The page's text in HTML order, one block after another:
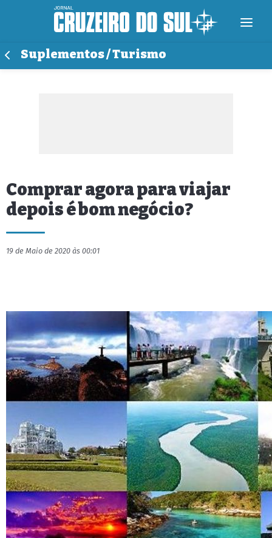
Suplementos / Turismo
Comprar agora para viajar
depois é bom negócio?
19 de Maio de 2020 às 00:01